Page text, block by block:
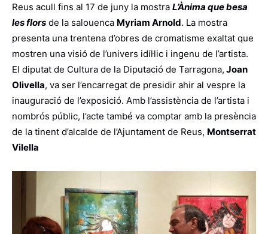
Reus acull fins al 17 de juny la mostra L’Ànima que besa
les flors de la salouenca Myriam Arnold. La mostra
presenta una trentena d’obres de cromatisme exaltat que
mostren una visió de l’univers idíl·lic i ingenu de l’artista.
El diputat de Cultura de la Diputació de Tarragona, Joan
Olivella, va ser l’encarregat de presidir ahir al vespre la
inauguració de l’exposició. Amb l’assistència de l’artista i
nombrós públic, l’acte també va comptar amb la presència
de la tinent d’alcalde de l’Ajuntament de Reus, Montserrat
Vilella